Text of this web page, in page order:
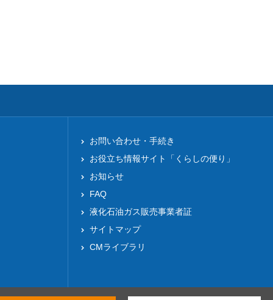
お問い合わせ・手続き
お役立ち情報サイト「くらしの便り」
お知らせ
FAQ
液化⽯油ガス販売事業者証
サイトマップ
CMライブラリ